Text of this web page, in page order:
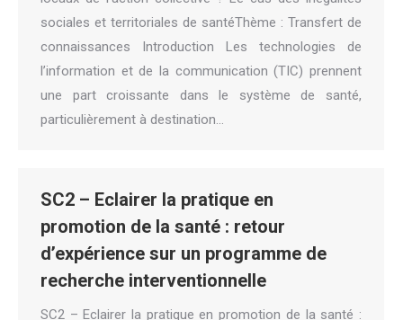
sociales et territoriales de santéThème : Transfert de
connaissances Introduction Les technologies de
l’information et de la communication (TIC) prennent
une part croissante dans le système de santé,
particulièrement à destination…
SC2 – Eclairer la pratique en
promotion de la santé : retour
d’expérience sur un programme de
recherche interventionnelle
SC2 – Eclairer la pratique en promotion de la santé :